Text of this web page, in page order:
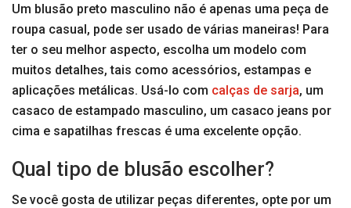
Um blusão preto masculino não é apenas uma peça de
roupa casual, pode ser usado de várias maneiras! Para
ter o seu melhor aspecto, escolha um modelo com
muitos detalhes, tais como acessórios, estampas e
aplicações metálicas. Usá-lo com calças de sarja, um
casaco de estampado masculino, um casaco jeans por
cima e sapatilhas frescas é uma excelente opção.
Qual tipo de blusão escolher?
Se você gosta de utilizar peças diferentes, opte por um